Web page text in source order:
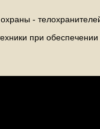
-
при